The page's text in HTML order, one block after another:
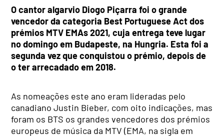
O cantor algarvio Diogo Piçarra foi o grande
vencedor da categoria Best Portuguese Act dos
prémios MTV EMAs 2021, cuja entrega teve lugar
no domingo em Budapeste, na Hungria. Esta foi a
segunda vez que conquistou o prémio, depois de
o ter arrecadado em 2018.
As nomeações este ano eram lideradas pelo
canadiano Justin Bieber, com oito indicações, mas
foram os BTS os grandes vencedores dos prémios
europeus de música da MTV (EMA, na sigla em